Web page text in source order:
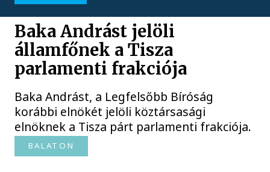
Baka Andrást jelöli
államfőnek a Tisza
parlamenti frakciója
Baka Andrást, a Legfelsőbb Bíróság
korábbi elnökét jelöli köztársasági
elnöknek a Tisza párt parlamenti frakciója.
BALATON